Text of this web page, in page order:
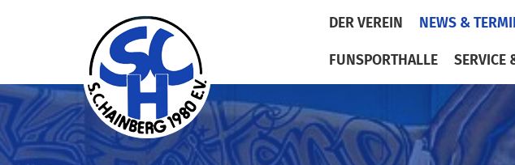
DER VEREIN NEWS &
FUNSPORTHALLE SERVICE